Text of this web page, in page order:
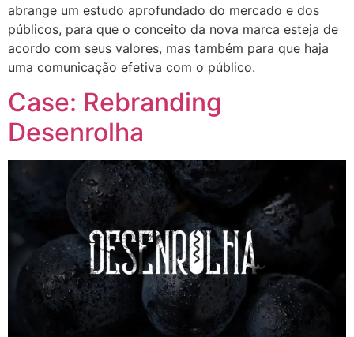
abrange um estudo aprofundado do mercado e dos
públicos, para que o conceito da nova marca esteja de
acordo com seus valores, mas também para que haja
uma comunicação efetiva com o público.
Case: Rebranding
Desenrolha